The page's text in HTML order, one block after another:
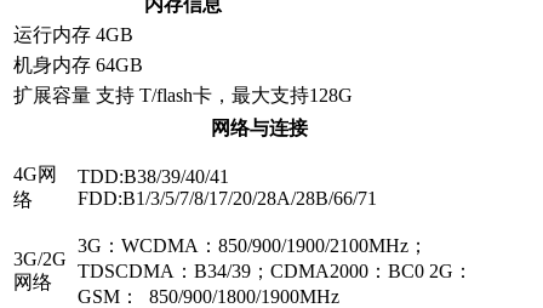
运行内存 4GB
机身内存 64GB
扩展容量 支持 T/flash卡，最大支持128G
网络与连接
4G网
络
TDD:B38/39/40/41
FDD:B1/3/5/7/8/17/20/28A/28B/66/71
3G/2G
网络
3G：WCDMA：850/900/1900/2100MHz；
TDSCDMA：B34/39；CDMA2000：BC0 2G：
GSM： 850/900/1800/1900MHz